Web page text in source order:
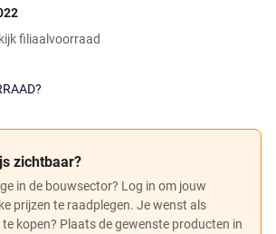
filiaalvoorraad
zichtbaar?
in de bouwsector? Log in om jouw
prijzen te raadplegen. Je wenst als
kopen? Plaats de gewenste producten in